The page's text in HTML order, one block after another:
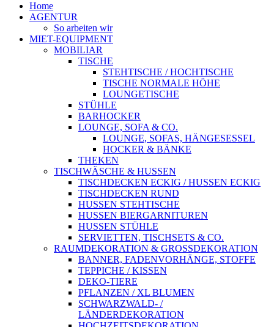
Home
AGENTUR
So arbeiten wir
MIET-EQUIPMENT
MOBILIAR
TISCHE
STEHTISCHE / HOCHTISCHE
TISCHE NORMALE HÖHE
LOUNGETISCHE
STÜHLE
BARHOCKER
LOUNGE, SOFA & CO.
LOUNGE, SOFAS, HÄNGESESSEL
HOCKER & BÄNKE
THEKEN
TISCHWÄSCHE & HUSSEN
TISCHDECKEN ECKIG / HUSSEN ECKIG
TISCHDECKEN RUND
HUSSEN STEHTISCHE
HUSSEN BIERGARNITUREN
HUSSEN STÜHLE
SERVIETTEN, TISCHSETS & CO.
RAUMDEKORATION & GROSSDEKORATION
BANNER, FADENVORHÄNGE, STOFFE
TEPPICHE / KISSEN
DEKO-TIERE
PFLANZEN / XL BLUMEN
SCHWARZWALD- /
LÄNDERDEKORATION